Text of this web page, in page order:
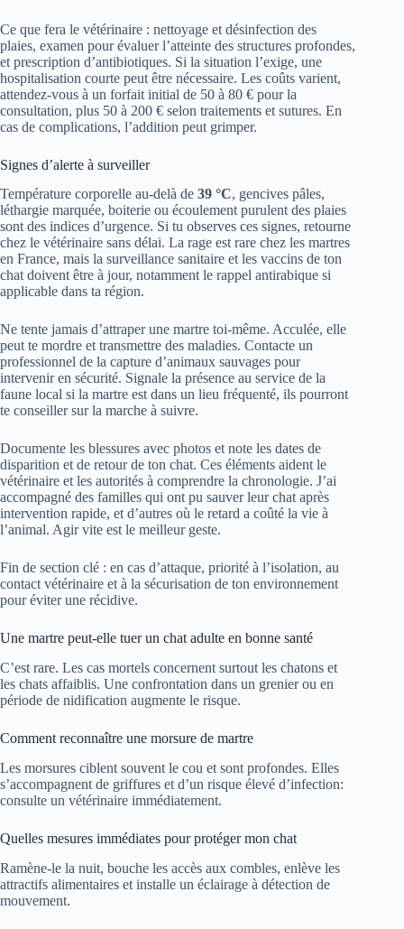
Ce que fera le vétérinaire : nettoyage et désinfection des
plaies, examen pour évaluer l’atteinte des structures profondes,
et prescription d’antibiotiques. Si la situation l’exige, une
hospitalisation courte peut être nécessaire. Les coûts varient,
attendez-vous à un forfait initial de 50 à 80 € pour la
consultation, plus 50 à 200 € selon traitements et sutures. En
cas de complications, l’addition peut grimper.
Signes d’alerte à surveiller
Température corporelle au-delà de 39 °C, gencives pâles,
léthargie marquée, boiterie ou écoulement purulent des plaies
sont des indices d’urgence. Si tu observes ces signes, retourne
chez le vétérinaire sans délai. La rage est rare chez les martres
en France, mais la surveillance sanitaire et les vaccins de ton
chat doivent être à jour, notamment le rappel antirabique si
applicable dans ta région.
Ne tente jamais d’attraper une martre toi-même. Acculée, elle
peut te mordre et transmettre des maladies. Contacte un
professionnel de la capture d’animaux sauvages pour
intervenir en sécurité. Signale la présence au service de la
faune local si la martre est dans un lieu fréquenté, ils pourront
te conseiller sur la marche à suivre.
Documente les blessures avec photos et note les dates de
disparition et de retour de ton chat. Ces éléments aident le
vétérinaire et les autorités à comprendre la chronologie. J’ai
accompagné des familles qui ont pu sauver leur chat après
intervention rapide, et d’autres où le retard a coûté la vie à
l’animal. Agir vite est le meilleur geste.
Fin de section clé : en cas d’attaque, priorité à l’isolation, au
contact vétérinaire et à la sécurisation de ton environnement
pour éviter une récidive.
Une martre peut-elle tuer un chat adulte en bonne santé
C’est rare. Les cas mortels concernent surtout les chatons et
les chats affaiblis. Une confrontation dans un grenier ou en
période de nidification augmente le risque.
Comment reconnaître une morsure de martre
Les morsures ciblent souvent le cou et sont profondes. Elles
s’accompagnent de griffures et d’un risque élevé d’infection:
consulte un vétérinaire immédiatement.
Quelles mesures immédiates pour protéger mon chat
Ramène-le la nuit, bouche les accès aux combles, enlève les
attractifs alimentaires et installe un éclairage à détection de
mouvement.